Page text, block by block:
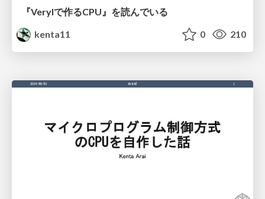
『Verylで作るCPU』を読んでいる
kenta11
0 210